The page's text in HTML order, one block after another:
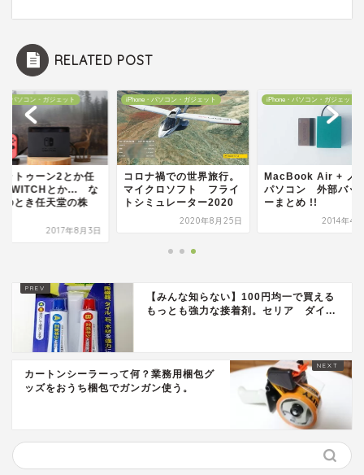
RELATED POST
・パソコン・ガジェット
ラトゥーン2とか任
SWITCHとか... な
のとき任天堂の株
2017年8月3日
iPhone・パソコン・ガジェット
コロナ禍での世界旅行。
マイクロソフト フライ
トシミュレーター2020
2020年8月25日
iPhone・パソコン・ガジェット
MacBook Air + ノ
パソコン 外部バッ
ーまとめ !!
2014年4
【みんな知らない】100円均一で買える
もっとも強力な接着剤。セリア ダイ...
カートンシーラーって何？業務用梱包グ
ッズをおうち梱包でガンガン使う。